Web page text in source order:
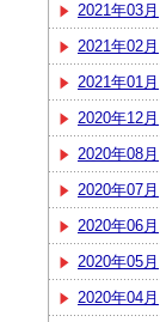
2021年03月
2021年02月
2021年01月
2020年12月
2020年08月
2020年07月
2020年06月
2020年05月
2020年04月